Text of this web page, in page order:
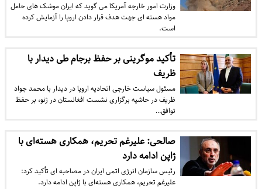
وزارت امور خارجه آمریکا می گوید که ایران موشک های حامل
مواد هسته ای جهت هدف قرار دادن اروپا را آزمایش کرده
است.
تأکید موگرینی بر حفظ برجام طی دیدار با
ظریف
مسئول سیاست خارجی اتحادیه اروپا در دیدار با محمد جواد
ظریف در حاشیه برگزاری نشست افغانستان در ژنو، بر حفظ
توافق…
صالحی: علیرغم تحریم، همکاری هسته‌ای با
ژاپن ادامه دارد
رئیس سازمان انرژی اتمی ایران در مصاحبه ای تأکید کرد:
علیرغم تحریم، همکاری هسته‌ای با ژاپن ادامه دارد.